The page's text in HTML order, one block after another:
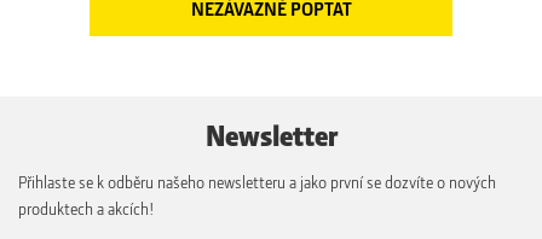
Newsletter
Přihlaste se k odběru našeho newsletteru a jako první se dozvíte o nových
produktech a akcích!